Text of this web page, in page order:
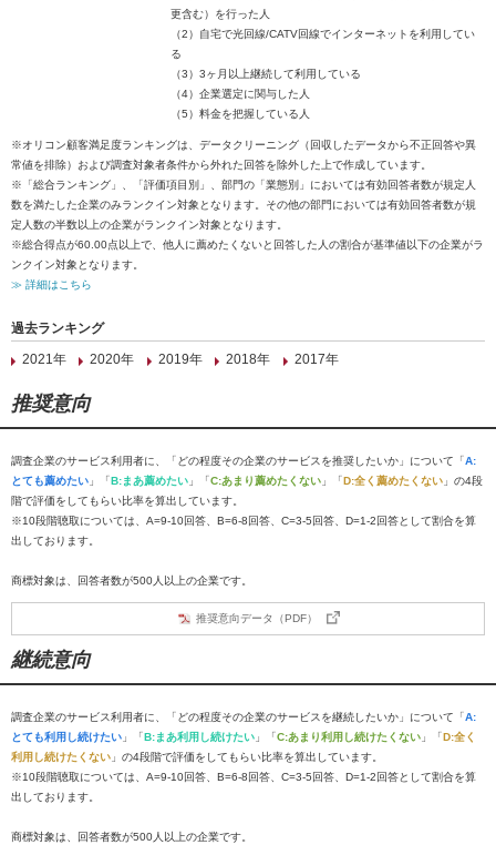
更含む）を行った人
（2）自宅で光回線/CATV回線でインターネットを利用してい
る
（3）3ヶ月以上継続して利用している
（4）企業選定に関与した人
（5）料金を把握している人
※オリコン顧客満足度ランキングは、データクリーニング（回収したデータから不正回答や異
常値を排除）および調査対象者条件から外れた回答を除外した上で作成しています。
※「総合ランキング」、「評価項目別」、部門の「業態別」においては有効回答者数が規定人
数を満たした企業のみランクイン対象となります。その他の部門においては有効回答者数が規
定人数の半数以上の企業がランクイン対象となります。
※総合得点が60.00点以上で、他人に薦めたくないと回答した人の割合が基準値以下の企業がラ
ンクイン対象となります。
≫ 詳細はこちら
過去ランキング
2021年
2020年 2019年 2018年 2017年
推奨意向
調査企業のサービス利用者に、「どの程度その企業のサービスを推奨したいか」について「A:
とても薦めたい 」「B:まあ薦めたい 」「C:あまり薦めたくない 」「D:全く薦めたくない 」の4段
階で評価をしてもらい比率を算出しています。
※10段階聴取については、A=9-10回答、B=6-8回答、C=3-5回答、D=1-2回答として割合を算
出しております。
商標対象は、回答者数が500人以上の企業です。
推奨意向データ（PDF）
継続意向
調査企業のサービス利用者に、「どの程度その企業のサービスを継続したいか」について「A:
とても利用し続けたい 」「B:まあ利用し続けたい 」「C:あまり利用し続けたくない 」「D:全く
利用し続けたくない 」の4段階で評価をしてもらい比率を算出しています。
※10段階聴取については、A=9-10回答、B=6-8回答、C=3-5回答、D=1-2回答として割合を算
出しております。
商標対象は、回答者数が500人以上の企業です。